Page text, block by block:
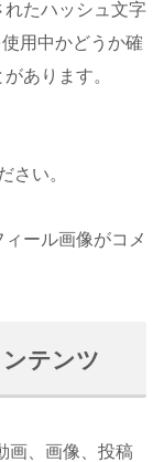
れたハッシュ文字
用中かどうか確
あります。
さい。
ール画像がコメ
テンツ
画、画像、投稿